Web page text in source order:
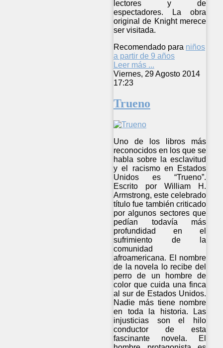
lectores y de
espectadores. La obra
original de Knight merece
ser visitada.
Recomendado para niños
a partir de 9 años
Leer más ...
Viernes, 29 Agosto 2014
17:23
Trueno
Uno de los libros más
reconocidos en los que se
habla sobre la esclavitud
y el racismo en Estados
Unidos es “Trueno”.
Escrito por William H.
Armstrong, este celebrado
título fue también criticado
por algunos sectores que
pedían todavía más
profundidad en el
sufrimiento de la
comunidad
afroamericana. El nombre
de la novela lo recibe del
perro de un hombre de
color que cuida una finca
al sur de Estados Unidos.
Nadie más tiene nombre
en toda la historia. Las
injusticias son el hilo
conductor de esta
fascinante novela. El